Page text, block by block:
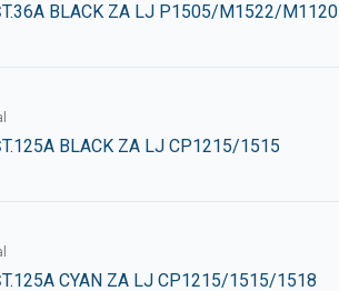
BLACK ZA LJ P1505/M1522/M1120
BLACK ZA LJ CP1215/1515
CYAN ZA LJ CP1215/1515/1518